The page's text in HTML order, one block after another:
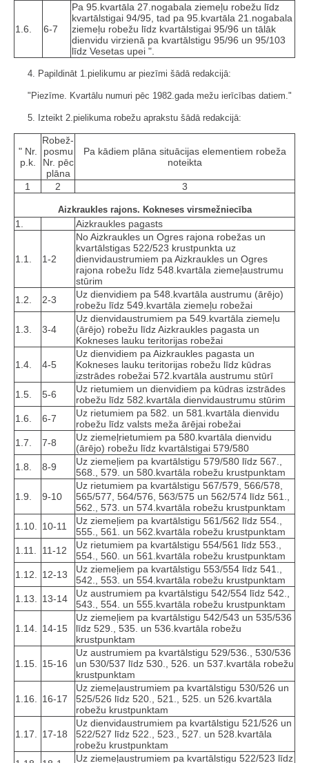
1.6. 6-7
Pa 95.kvartāla 27.nogabala ziemeļu robežu līdz
kvartālstigai 94/95, tad pa 95.kvartāla 21.nogabala
ziemeļu robežu līdz kvartālstigai 95/96 un tālāk
dienvidu virzienā pa kvartālstigu 95/96 un 95/103
līdz Vesetas upei ".
4. Papildināt 1.pielikumu ar piezīmi šādā redakcijā:
"Piezīme. Kvartālu numuri pēc 1982.gada mežu ierīcības datiem."
5. Izteikt 2.pielikuma robežu aprakstu šādā redakcijā:
" Nr.
p.k.
Robež­
posmu
Nr. pēc
plāna
Pa kādiem plāna situācijas elementiem robeža
noteikta
1 2 3
Aizkraukles rajons. Kokneses virsmežniecība
1. Aizkraukles pagasts
1.1. 1-2
No Aizkraukles un Ogres rajona robežas un
kvartālstigas 522/523 krustpunkta uz
dienvidaustrumiem pa Aizkraukles un Ogres
rajona robežu līdz 548.kvartāla ziemeļaustrumu
stūrim
1.2.
2-3
Uz dienvidiem pa 548.kvartāla austrumu (ārējo)
robežu līdz 549.kvartāla ziemeļu robežai
1.3. 3-4
Uz dienvidaustrumiem pa 549.kvartāla ziemeļu
(ārējo) robežu līdz Aizkraukles pagasta un
Kokneses lauku teritorijas robežai
1.4. 4-5
Uz dienvidiem pa Aizkraukles pagasta un
Kokneses lauku teritorijas robežu līdz kūdras
izstrādes robežai 572.kvartāla austrumu stūrī
1.5.
5-6
Uz rietumiem un dienvidiem pa kūdras izstrādes
robežu līdz 582.kvartāla dienvidaustrumu stūrim
1.6.
6-7
Uz rietumiem pa 582. un 581.kvartāla dienvidu
robežu līdz valsts meža ārējai robežai
1.7.
7-8
Uz ziemeļrietumiem pa 580.kvartāla dienvidu
(ārējo) robežu līdz kvartālstigai 579/580
1.8.
8-9
Uz ziemeļiem pa kvartālstigu 579/580 līdz 567.,
568., 579. un 580.kvartāla robežu krustpunktam
1.9. 9-10
Uz rietumiem pa kvartālstigu 567/579, 566/578,
565/577, 564/576, 563/575 un 562/574 līdz 561.,
562., 573. un 574.kvartāla robežu krustpunktam
1.10.
10-11
Uz ziemeļiem pa kvartālstigu 561/562 līdz 554.,
555., 561. un 562.kvartāla robežu krustpunktam
1.11.
11-12
Uz rietumiem pa kvartālstigu 554/561 līdz 553.,
554., 560. un 561.kvartāla robežu krustpunktam
1.12.
12-13
Uz ziemeļiem pa kvartālstigu 553/554 līdz 541.,
542., 553. un 554.kvartāla robežu krustpunktam
1.13.
13-14
Uz austrumiem pa kvartālstigu 542/554 līdz 542.,
543., 554. un 555.kvartāla robežu krustpunktam
1.14. 14-15
Uz ziemeļiem pa kvartālstigu 542/543 un 535/536
līdz 529., 535. un 536.kvartāla robežu
krustpunktam
1.15. 15-16
Uz austrumiem pa kvartālstigu 529/536., 530/536
un 530/537 līdz 530., 526. un 537.kvartāla robežu
krustpunktam
1.16. 16-17
Uz ziemeļaustrumiem pa kvartālstigu 530/526 un
525/526 līdz 520., 521., 525. un 526.kvartāla
robežu krustpunktam
1.17. 17-18
Uz dienvidaustrumiem pa kvartālstigu 521/526 un
522/527 līdz 522., 523., 527. un 528.kvartāla
robežu krustpunktam
Uz ziemeļaustrumiem pa kvartālstigu 522/523 līdz